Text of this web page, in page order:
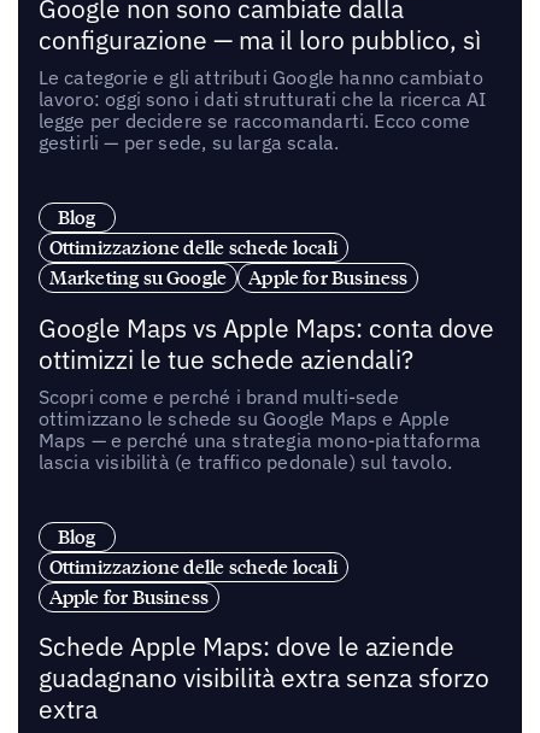
Google non sono cambiate dalla
configurazione — ma il loro pubblico, sì
Le categorie e gli attributi Google hanno cambiato
lavoro: oggi sono i dati strutturati che la ricerca AI
legge per decidere se raccomandarti. Ecco come
gestirli — per sede, su larga scala.
Blog
Ottimizzazione delle schede locali
Marketing su Google
Apple for Business
Google Maps vs Apple Maps: conta dove
ottimizzi le tue schede aziendali?
Scopri come e perché i brand multi-sede
ottimizzano le schede su Google Maps e Apple
Maps — e perché una strategia mono-piattaforma
lascia visibilità (e traffico pedonale) sul tavolo.
Blog
Ottimizzazione delle schede locali
Apple for Business
Schede Apple Maps: dove le aziende
guadagnano visibilità extra senza sforzo
extra